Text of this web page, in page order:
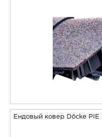
Ендовый ковер Döcke PIE